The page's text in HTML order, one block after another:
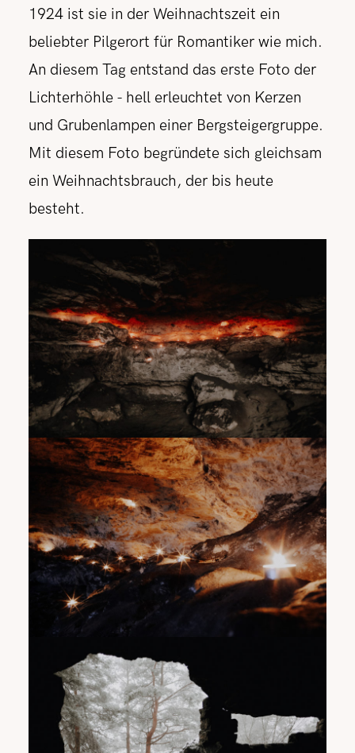
1924 ist sie in der Weihnachtszeit ein
beliebter Pilgerort für Romantiker wie mich.
An diesem Tag entstand das erste Foto der
Lichterhöhle - hell erleuchtet von Kerzen
und Grubenlampen einer Bergsteigergruppe.
Mit diesem Foto begründete sich gleichsam
ein Weihnachtsbrauch, der bis heute
besteht.